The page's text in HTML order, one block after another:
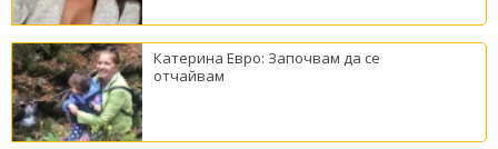
Катерина Евро: Започвам да се
отчайвам